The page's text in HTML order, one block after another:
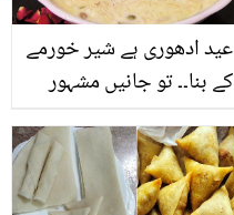
عید ادھوری ہے شیر خورمے
کے بنا۔۔ تو جانیں مشہور
شیر خورمہ بنانے کی
زبردست ترکیب